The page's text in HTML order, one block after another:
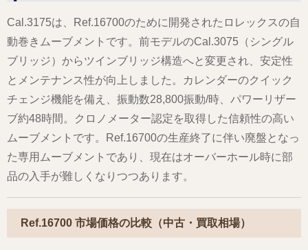
Cal.3175は、Ref.16700のために開発されたロレックスの自
動巻きムーブメントです。前モデルのCal.3075（シングル
ブリッジ）からツインブリッジ構造へと変更され、安定性
とメンテナンス性が向上しました。カレンダーのクイック
チェンジ機能を備え、振動数28,800振動/時、パワーリザー
ブ約48時間。クロノメーター認定を取得した信頼性の高い
ムーブメントです。Ref.16700の生産終了に伴い廃盤となっ
た専用ムーブメントであり、現在はオーバーホール時に部
品の入手が難しくなりつつあります。
Ref.16700 市場価格の比較（中古・買取相場）